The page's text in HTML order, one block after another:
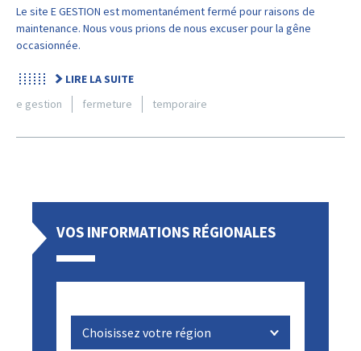
Le site E GESTION est momentanément fermé pour raisons de
maintenance. Nous vous prions de nous excuser pour la gêne
occasionnée.
LIRE LA SUITE
e gestion
fermeture temporaire
VOS INFORMATIONS RÉGIONALES